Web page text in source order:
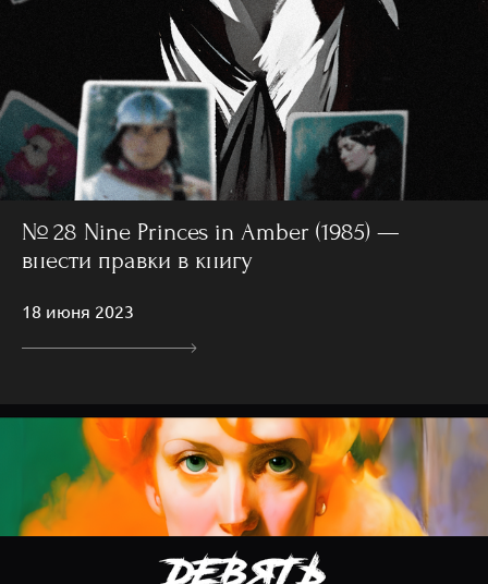
№ 28 Nine Princes in Amber (1985) —
внести правки в книгу
18 июня 2023